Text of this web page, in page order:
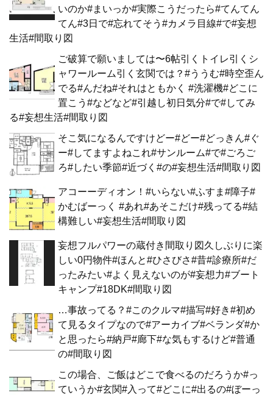
いのか#まいっか#実際こうだったら#てんてん
てん#3日で#忘れてそう#カメラ目線#で#妄想
生活#間取り図
ご破算で願いましては〜6帖引くトイレ引くシ
ャワールーム引く玄関では？#ううむ#時空歪ん
でる#んだね#それはともかく #洗濯機#どこに
置こう#などなど#引越し初日気分#で#してみ
る#妄想生活#間取り図
そこ気になるんですけどー#どー#どっきん#ぐ
ー#してますよねこれ#サンルーム#で#ごろご
ろ#したい季節#近づく#の#妄想生活#間取り図
アコーーディオン！#いらない#ふすま#障子#
かむばーっく #あれ#あそこだけ#残ってる#結
構難しい#妄想生活#間取り図
妄想フルパワーの蔵付き間取り図久しぶりに楽
しい0円物件#ほんと#ひさびさ#昔#診療所#だ
ったみたい#よく見えないのが#妄想力#ブート
キャンプ#18DK#間取り図
…事故ってる？#このクルマ#描写#好き#初め
て見るタイプなので#アーカイブ#ベランダ#か
と思ったら#納戸#廊下#な気もするけど#普通
の#間取り図
この場合、ご飯はどこで食べるのだろうか#っ
ていうか#玄関#入って#どこに#出るの#ぼーっ